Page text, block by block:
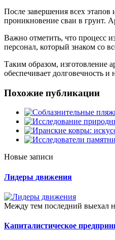
После завершения всех этапов
проникновение сваи в грунт.
Важно отметить, что процесс
персонал, который знаком со
Таким образом, изготовление
обеспечивает долговечность
Похожие публикации
Новые записи
Лидеры движения
Между тем последний выехал
Капиталистическое